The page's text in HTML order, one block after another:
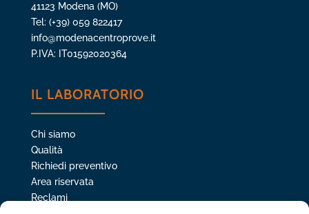
41123 Modena (MO)
Tel: (+39) 059 822417
info@modenacentroprove.it
P.IVA: IT01592020364
IL LABORATORIO
Chi siamo
Qualità
Richiedi preventivo
Area riservata
Reclami